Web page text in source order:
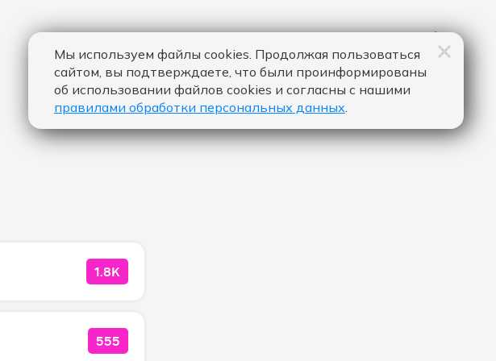
КОЛИЧЕСТВО ЛАЙКОВ ЗА "СЕГОДНЯ МОЙ ЛУЧШИЙ ДЕНЬ -
1.8K
КОЛИЧЕСТВО ЛАЙКОВ ЗА "DAI DAI - SHAKIRA & BURNA BOY":
555
Мы используем файлы cookies. Продолжая пользоваться
сайтом, вы подтверждаете, что были проинформированы
об использовании файлов cookies и согласны с нашими
правилами обработки персональных данных.